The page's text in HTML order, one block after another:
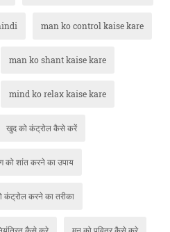
man ko control kaise kare
man ko shant kaise kare
mind ko relax kaise kare
खुद को कंट्रोल कैसे करें
को शांत करने का उपाय
कंट्रोल करने का तरीका